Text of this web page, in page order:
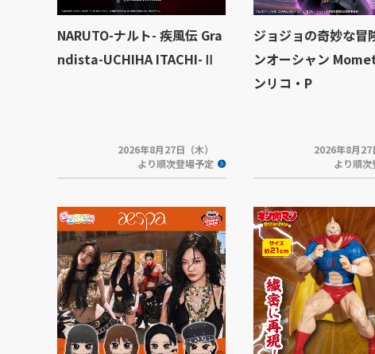
NARUTO-ナルト- 疾風伝 Gra
ndista-UCHIHA ITACHI-Ⅱ
2026年8月27日（木）
より順次登場予定
ジョジョの奇妙な冒
ンオーシャン
ンリコ・P
2026年8月27
より順次